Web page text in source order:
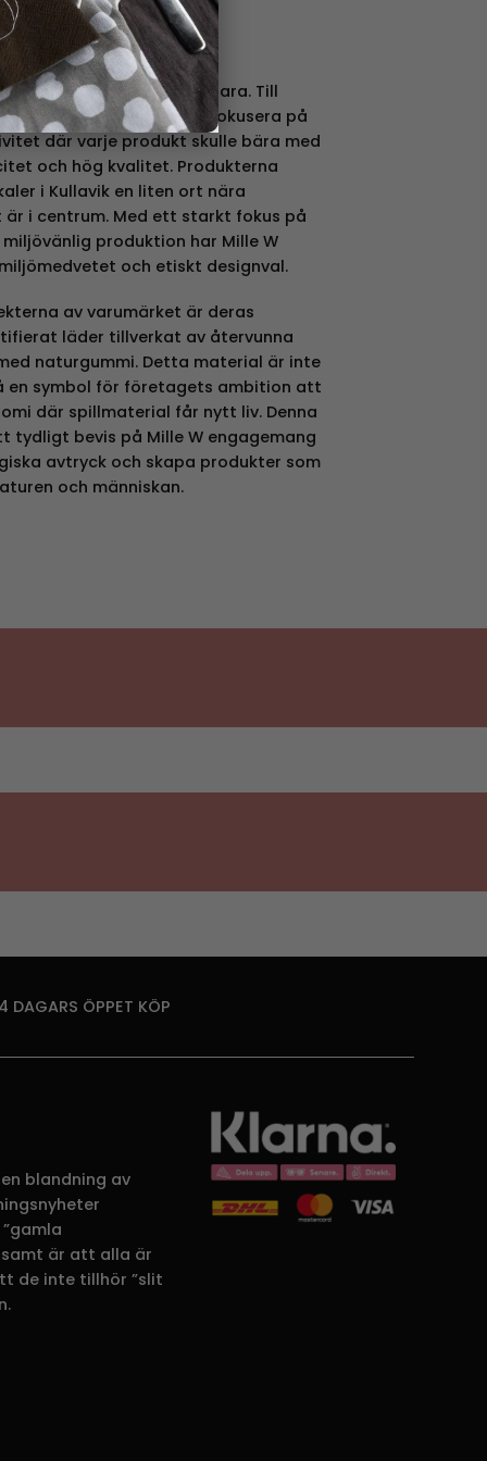
en vision att skapa
är både stilrena och hållbara. Till
varor ville Camilla fokusera på
där varje produkt skulle bära med
och hög kvalitet. Produkterna
i Kullavik en liten ort nära
i centrum. Med ett starkt fokus på
produktion har Mille W
och etiskt designval.
av varumärket är deras
läder tillverkat av återvunna
naturgummi. Detta material är inte
en symbol för företagets ambition att
där spillmaterial får nytt liv. Denna
bevis på Mille W engagemang
avtryck och skapa produkter som
och människan.
DAGARS ÖPPET KÖP
blandning av
är att alla är
de inte tillhör ”slit